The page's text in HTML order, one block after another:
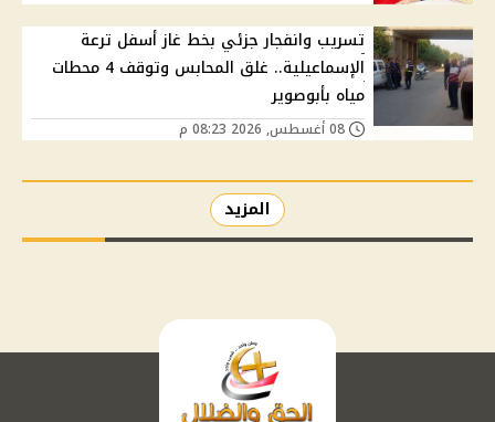
تسريب وانفجار جزئي بخط غاز أسفل ترعة
الإسماعيلية.. غلق المحابس وتوقف 4 محطات
مياه بأبوصوير
المزيد